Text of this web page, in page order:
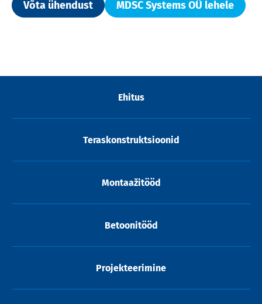
Võta ühendust MDSC Systems OÜ lehele
Ehitus
Teraskonstruktsioonid
Montaažitööd
Betoonitööd
Projekteerimine